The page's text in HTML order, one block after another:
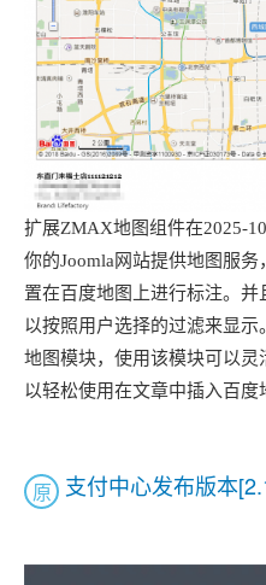
扩展ZMAX地图组件在2025-
你的Joomla网站提供地图服
置在百度地图上进行标注。
以按照用户选择的过滤来显
地图模块，使用该模块可以
以轻松使用在文章中插入百度
支付中心发布版本
原